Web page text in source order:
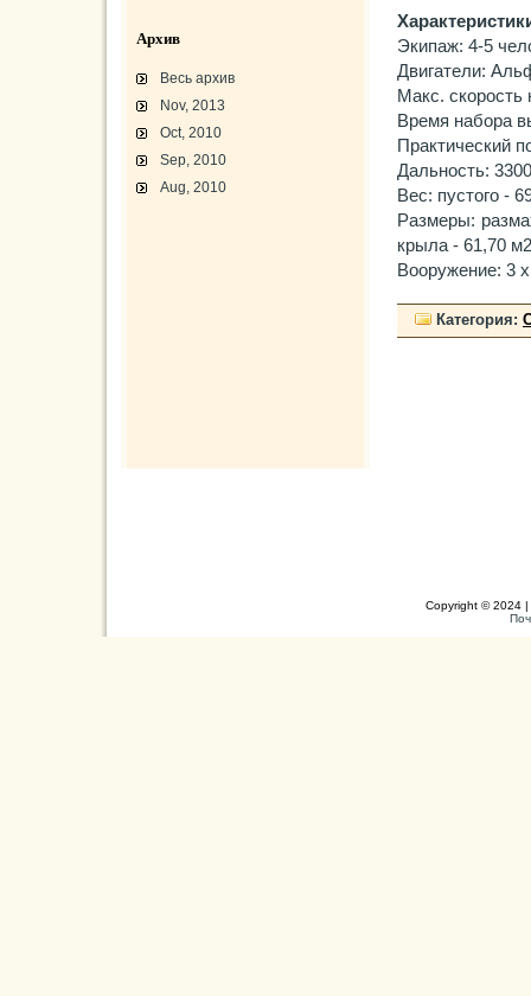
Экипаж: 4-5
Двигатели:
Макс. скорость
Время набора
Практический
Дальность:
Вес: пустого -
Размеры:
крыла - 61,70 м2
Вооружение: 3
Категория:
Архив
Весь архив
Nov, 2013
Oct, 2010
Sep, 2010
Aug, 2010
Copyright © 2024 |